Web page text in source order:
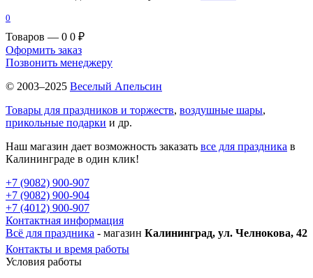
0
Товаров — 0 0 ₽
Оформить заказ
Позвонить менеджеру
© 2003–2025 Веселый Апельсин
Товары для праздников и торжеств, воздушные шары,
прикольные подарки и др.
Наш магазин дает возможность заказать все для праздника в
Калининграде в один клик!
+7 (9082) 900-907
+7 (9082) 900-904
+7 (4012) 900-907
Контактная информация
Всё для праздника - магазин Калининград, ул. Челнокова, 42
Контакты и время работы
Условия работы